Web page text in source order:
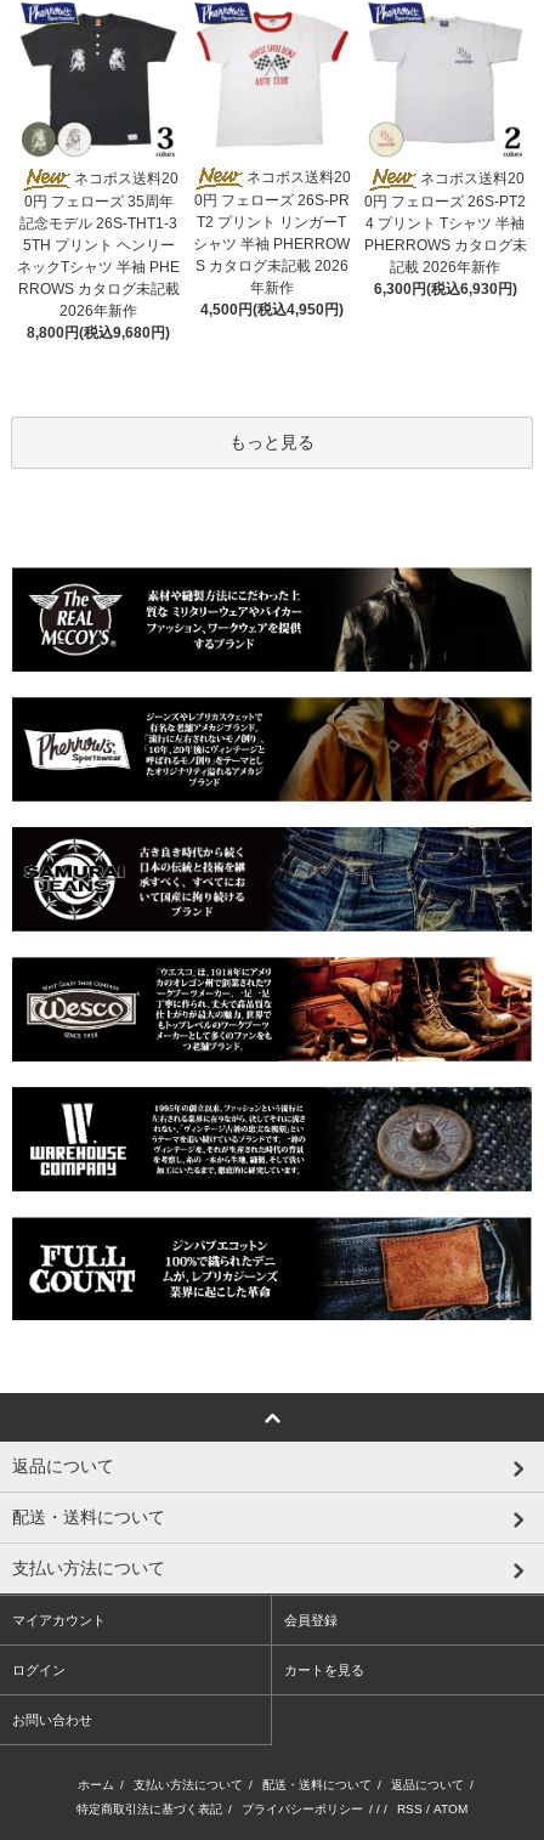
ネコポス送料20
0円 フェローズ 35周年
記念モデル 26S-THT1-3
5TH プリント ヘンリー
ネックTシャツ 半袖 PHE
RROWS カタログ未記載
2026年新作
8,800円(税込9,680円)
ネコポス送料20
0円 フェローズ 26S-PR
T2 プリント リンガーT
シャツ 半袖 PHERROW
S カタログ未記載 2026
年新作
4,500円(税込4,950円)
ネコポス送料20
0円 フェローズ 26S-PT2
4 プリント Tシャツ 半袖
PHERROWS カタログ未
記載 2026年新作
6,300円(税込6,930円)
もっと見る
返品について
配送・送料について
支払い方法について
マイアカウント 会員登録
ログイン カートを見る
お問い合わせ
ホーム / 支払い方法について / 配送・送料について / 返品について /
特定商取引法に基づく表記 / プライバシーポリシー / / / RSS / ATOM